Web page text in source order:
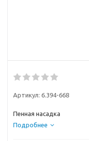
Артикул: 6.394-668
Пенная насадка
Подробнее